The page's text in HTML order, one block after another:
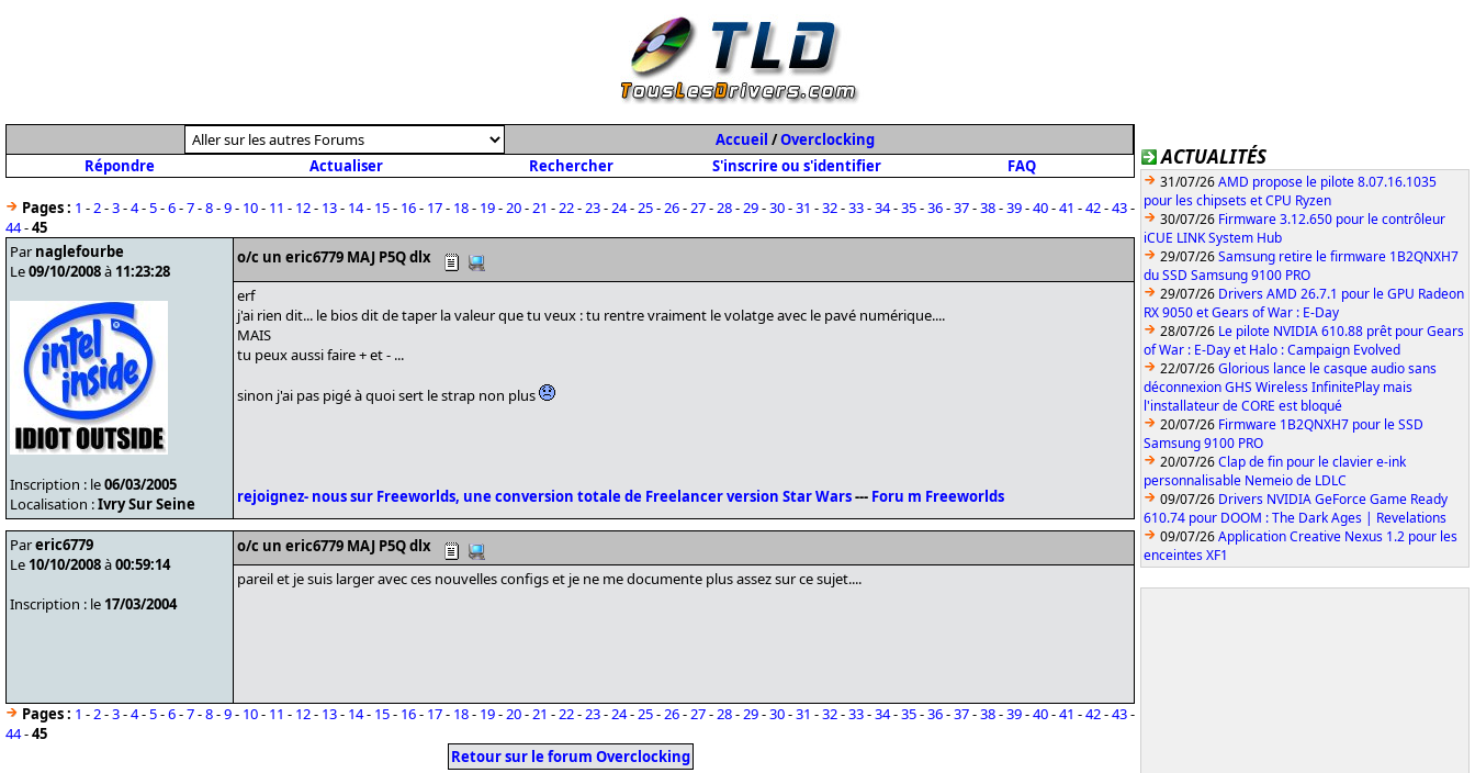
ACTUALITÉS
31/07/26AMD propose le pilote 8.07.16.1035
pour les chipsets et CPU Ryzen
30/07/26 Firmware 3.12.650 pour le contrôleur
iCUE LINK System Hub
29/07/26Samsung retire le firmware 1B2QNXH7
du SSD Samsung 9100 PRO
29/07/26 Drivers AMD 26.7.1 pour le GPU Radeon
RX 9050 et Gears of War : E-Day
28/07/26 Le pilote NVIDIA 610.88 prêt pour Gears
of War : E-Day et Halo : Campaign Evolved
22/07/26Glorious lance le casque audio sans
déconnexion GHS Wireless InfinitePlay mais
l'installateur de CORE est bloqué
20/07/26 Firmware 1B2QNXH7 pour le SSD
Samsung 9100 PRO
20/07/26Clap de fin pour le clavier e-ink
personnalisable Nemeio de LDLC
09/07/26 Drivers NVIDIA GeForce Game Ready
610.74 pour DOOM : The Dark Ages | Revelations
09/07/26Application Creative Nexus 1.2 pour les
enceintes XF1
Accueil /Overclocking
Répondre
Actualiser Rechercher S'inscrire ou s'identifier FAQ
Pages : 1 -2-3-4-5-6-7-8-9- 10- 11 - 12- 13- 14- 15- 16- 17- 18- 19-20-21 -22-23-24-25-26-27-28-29-30-31 -32-33-34-35-36-37-38-39-40-41 -42-43-
44-45
Par naglefourbe
Le09/10/2008à 11:23:28
Inscription : le06/03/2005
Localisation :Ivry Sur Seine
o/c un eric6779 MAJ P5Q dlx
erf
j'ai rien dit... le bios dit de taper la valeur que tu veux : tu rentre vraiment le volatge avec le pavé numérique....
MAIS
tu peux aussi faire + et - ...
sinon j'ai pas pigé à quoi sert le strap non plus
rejoignez- nous sur Freeworlds, une conversion totale de Freelancer version Star Wars--- Foru m Freeworlds
Pareric6779
Le 10/10/2008à00:59:14
Inscription : le 17/03/2004
o/c un eric6779 MAJ P5Q dlx
pareil et je suis larger avec ces nouvelles configs et je ne me documente plus assez sur ce sujet....
Pages : 1 -2-3-4-5-6-7-8-9- 10- 11 - 12- 13- 14- 15- 16- 17- 18- 19-20-21 -22-23-24-25-26-27-28-29-30-31 -32-33-34-35-36-37-38-39-40-41 -42-43-
44-45
Retour sur le forum Overclocking